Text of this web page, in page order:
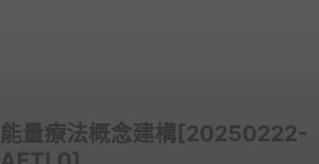
能量療法概念建構[20250222-